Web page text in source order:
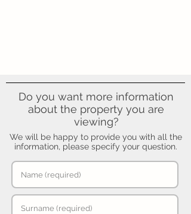
Do you want more information
about the property you are
viewing?
We will be happy to provide you with all the
information, please specify your question.